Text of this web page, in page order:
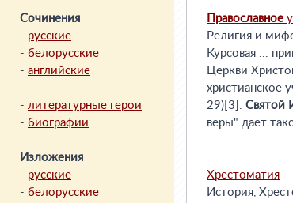
Сочинения
- русские
- белорусские
- английские
- литературные герои
- биографии
Изложения
- русские
- белорусские
Православное
Религия и
Курсовая ...
Церкви
христианское
29)[3]. Святой
веры" дает
Хрестоматия
История,